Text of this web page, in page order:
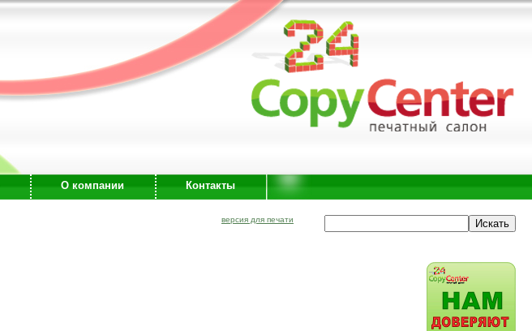
версия для печати
О компании Контакты